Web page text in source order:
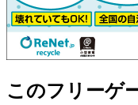
このフリーゲ